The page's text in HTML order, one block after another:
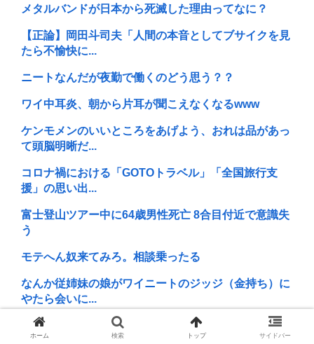
メタルバンドが日本から死滅した理由ってなに？
【正論】岡田斗司夫「人間の本音としてブサイクを見
たら不愉快に...
ニートなんだが夜勤で働くのどう思う？？
ワイ中耳炎、朝から片耳が聞こえなくなるwww
ケンモメンのいいところをあげよう、おれは品があっ
て頭脳明晰だ...
コロナ禍における「GOTOトラベル」「全国旅行支
援」の思い出...
富士登山ツアー中に64歳男性死亡 8合目付近で意識失
う
モテへん奴来てみろ。相談乗ったる
なんか従姉妹の娘がワイニートのジッジ（金持ち）に
やたら会いに...
中国が未だに見下される理由って結局民度よな
ホーム 検索 トップ サイドバー